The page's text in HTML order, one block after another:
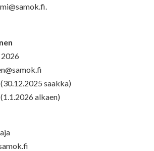
.
2026
saakka)
alkaen)